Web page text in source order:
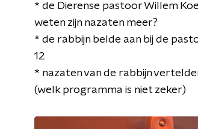
* de Dierense pastoor Willem
weten zijn nazaten meer?
* de rabbijn belde aan bij de
12
* nazaten van de rabbijn
(welk programma is niet zeker)